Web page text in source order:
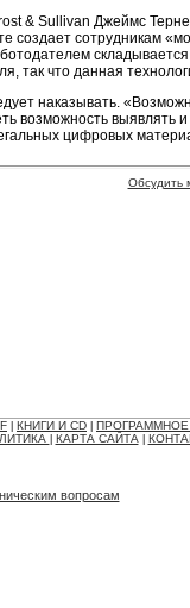
Sullivan Джеймс
создает сотрудникам
что данная
наказывать.
выявлять
цифровых
Обсудить
КНИГИ И CD
КАРТА САЙТА|
вопросам